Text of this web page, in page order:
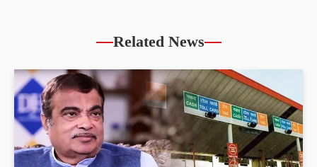
Related News